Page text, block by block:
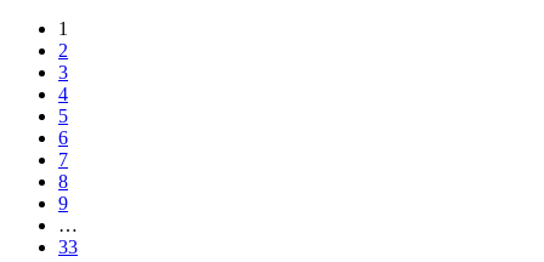
1
2
3
4
5
6
7
8
9
…
33